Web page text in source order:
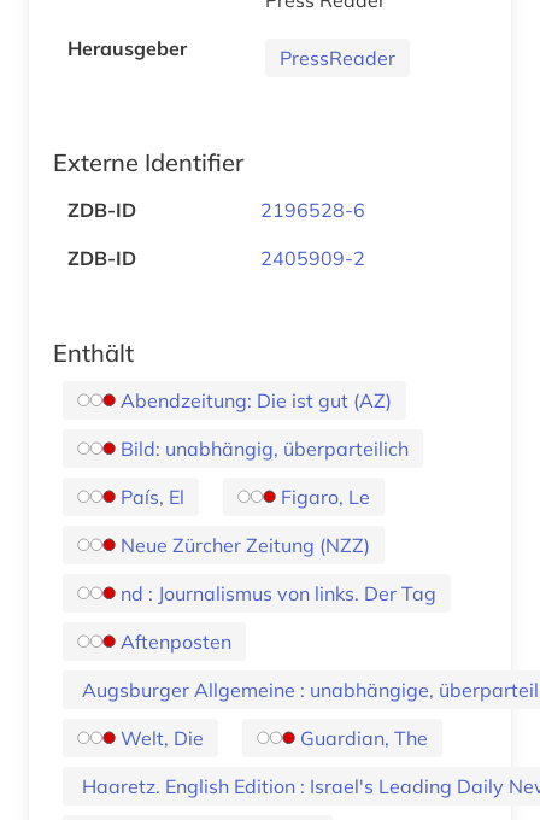
Herausgeber
PressReader
Externe Identifier
ZDB-ID
2196528-6
ZDB-ID
2405909-2
Enthält
Abendzeitung: Die ist gut (AZ)
Bild: unabhängig, überparteilich
País, El
Figaro, Le
Neue Zürcher Zeitung (NZZ)
nd : Journalismus von links. Der Tag
Aftenposten
Augsburger Allgemeine : unabhängige,
Welt, Die
Guardian, The
Haaretz. English Edition : Israel's Leading Daily